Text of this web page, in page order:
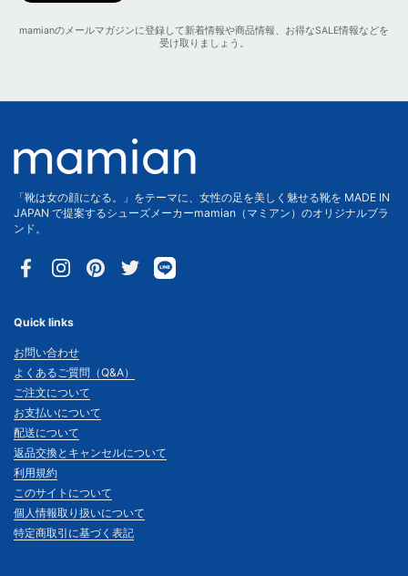
mamianのメールマガジンに登録して新着情報や商品情報、お得なSALE情報などを
受け取りましょう。
「靴は女の顔になる。」をテーマに、女性の足を美しく魅せる靴を MADE IN
JAPAN で提案するシューズメーカーmamian（マミアン）のオリジナルブラ
ンド。
FacebookInstagramPinterestTwitter
Quick links
お問い合わせ
よくあるご質問（Q&A）
ご注文について
お支払いについて
配送について
返品交換とキャンセルについて
利用規約
このサイトについて
個人情報取り扱いについて
特定商取引に基づく表記